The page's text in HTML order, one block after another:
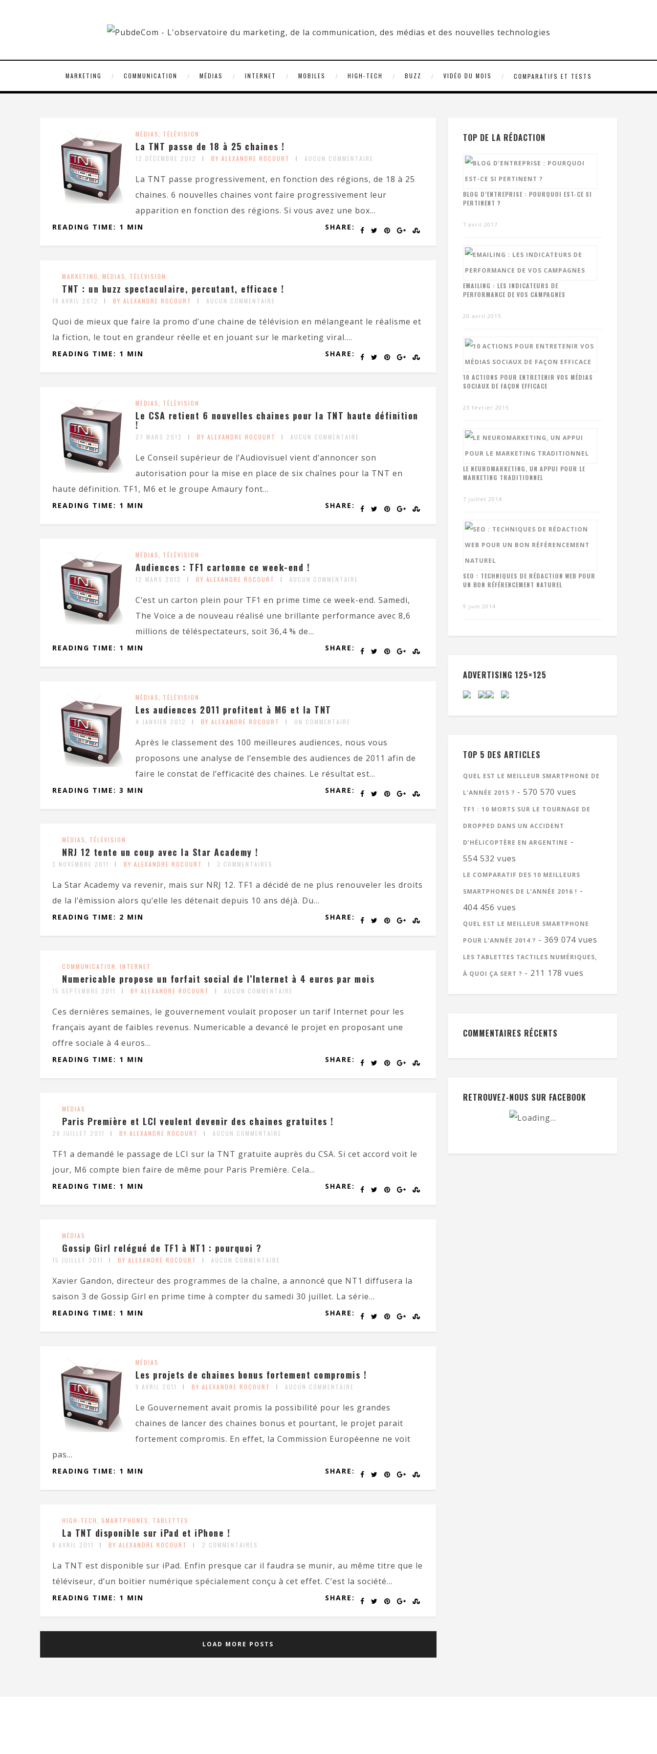
MARKETING COMMUNICATION MÉDIAS INTERNET MOBILES HIGH-TECH BUZZ VIDÉO DU MOIS COMPARATIFS ET TESTS
MÉDIAS, TÉLÉVISION
La TNT passe de 18 à 25 chaines !
12 DÉCEMBRE 2012 BY ALEXANDRE ROCOURT AUCUN COMMENTAIRE
La TNT passe progressivement, en fonction des régions, de 18 à 25
chaines. 6 nouvelles chaines vont faire progressivement leur
apparition en fonction des régions. Si vous avez une box...
SHARE:
READING TIME: 1 MIN
MARKETING, MÉDIAS, TÉLÉVISION
TNT : un buzz spectaculaire, percutant, efficace !
19 AVRIL 2012 BY ALEXANDRE ROCOURT AUCUN COMMENTAIRE
Quoi de mieux que faire la promo d’une chaine de télévision en mélangeant le réalisme et
la fiction, le tout en grandeur réelle et en jouant sur le marketing viral....
SHARE:
READING TIME: 1 MIN
MÉDIAS, TÉLÉVISION
Le CSA retient 6 nouvelles chaines pour la TNT haute définition
!
27 MARS 2012 BY ALEXANDRE ROCOURT AUCUN COMMENTAIRE
Le Conseil supérieur de l’Audiovisuel vient d’annoncer son
autorisation pour la mise en place de six chaînes pour la TNT en
haute définition. TF1, M6 et le groupe Amaury font...
SHARE:
READING TIME: 1 MIN
MÉDIAS, TÉLÉVISION
Audiences : TF1 cartonne ce week-end !
12 MARS 2012 BY ALEXANDRE ROCOURT AUCUN COMMENTAIRE
C’est un carton plein pour TF1 en prime time ce week-end. Samedi,
The Voice a de nouveau réalisé une brillante performance avec 8,6
millions de téléspectateurs, soit 36,4 % de...
SHARE:
READING TIME: 1 MIN
MÉDIAS, TÉLÉVISION
Les audiences 2011 profitent à M6 et la TNT
4 JANVIER 2012 BY ALEXANDRE ROCOURT UN COMMENTAIRE
Après le classement des 100 meilleures audiences, nous vous
proposons une analyse de l’ensemble des audiences de 2011 afin de
faire le constat de l’efficacité des chaines. Le résultat est...
SHARE:
READING TIME: 3 MIN
MÉDIAS, TÉLÉVISION
NRJ 12 tente un coup avec la Star Academy !
3 NOVEMBRE 2011 BY ALEXANDRE ROCOURT 3 COMMENTAIRES
La Star Academy va revenir, mais sur NRJ 12. TF1 a décidé de ne plus renouveler les droits
de la l’émission alors qu’elle les détenait depuis 10 ans déjà. Du...
SHARE:
READING TIME: 2 MIN
COMMUNICATION, INTERNET
Numericable propose un forfait social de l’Internet à 4 euros par mois
15 SEPTEMBRE 2011 BY ALEXANDRE ROCOURT AUCUN COMMENTAIRE
Ces dernières semaines, le gouvernement voulait proposer un tarif Internet pour les
français ayant de faibles revenus. Numericable a devancé le projet en proposant une
offre sociale à 4 euros...
SHARE:
READING TIME: 1 MIN
MÉDIAS
Paris Première et LCI veulent devenir des chaines gratuites !
28 JUILLET 2011 BY ALEXANDRE ROCOURT AUCUN COMMENTAIRE
TF1 a demandé le passage de LCI sur la TNT gratuite auprès du CSA. Si cet accord voit le
jour, M6 compte bien faire de même pour Paris Première. Cela...
SHARE:
READING TIME: 1 MIN
MÉDIAS
Gossip Girl relégué de TF1 à NT1 : pourquoi ?
15 JUILLET 2011 BY ALEXANDRE ROCOURT AUCUN COMMENTAIRE
Xavier Gandon, directeur des programmes de la chaîne, a annoncé que NT1 diffusera la
saison 3 de Gossip Girl en prime time à compter du samedi 30 juillet. La série...
SHARE:
READING TIME: 1 MIN
MÉDIAS
Les projets de chaines bonus fortement compromis !
9 AVRIL 2011 BY ALEXANDRE ROCOURT AUCUN COMMENTAIRE
Le Gouvernement avait promis la possibilité pour les grandes
chaines de lancer des chaines bonus et pourtant, le projet parait
fortement compromis. En effet, la Commission Européenne ne voit
pas...
SHARE:
READING TIME: 1 MIN
HIGH-TECH, SMARTPHONES, TABLETTES
La TNT disponible sur iPad et iPhone !
8 AVRIL 2011 BY ALEXANDRE ROCOURT 2 COMMENTAIRES
La TNT est disponible sur iPad. Enfin presque car il faudra se munir, au même titre que le
téléviseur, d’un boitier numérique spécialement conçu à cet effet. C’est la société...
SHARE:
READING TIME: 1 MIN
LOAD MORE POSTS
TOP DE LA RÉDACTION
BLOG D’ENTREPRISE : POURQUOI EST-CE SI
PERTINENT ?
7 avril 2017
EMAILING : LES INDICATEURS DE
PERFORMANCE DE VOS CAMPAGNES
20 avril 2015
10 ACTIONS POUR ENTRETENIR VOS MÉDIAS
SOCIAUX DE FAÇON EFFICACE
23 février 2015
LE NEUROMARKETING, UN APPUI POUR LE
MARKETING TRADITIONNEL
7 juillet 2014
SEO : TECHNIQUES DE RÉDACTION WEB POUR
UN BON RÉFÉRENCEMENT NATUREL
9 juin 2014
ADVERTISING 125×125
TOP 5 DES ARTICLES
QUEL EST LE MEILLEUR SMARTPHONE DE
L’ANNÉE 2015 ? - 570 570 vues
TF1 : 10 MORTS SUR LE TOURNAGE DE
DROPPED DANS UN ACCIDENT
D’HÉLICOPTÈRE EN ARGENTINE -
554 532 vues
LE COMPARATIF DES 10 MEILLEURS
SMARTPHONES DE L’ANNÉE 2016 ! -
404 456 vues
QUEL EST LE MEILLEUR SMARTPHONE
POUR L’ANNÉE 2014 ? - 369 074 vues
LES TABLETTES TACTILES NUMÉRIQUES,
À QUOI ÇA SERT ? - 211 178 vues
COMMENTAIRES RÉCENTS
RETROUVEZ-NOUS SUR FACEBOOK